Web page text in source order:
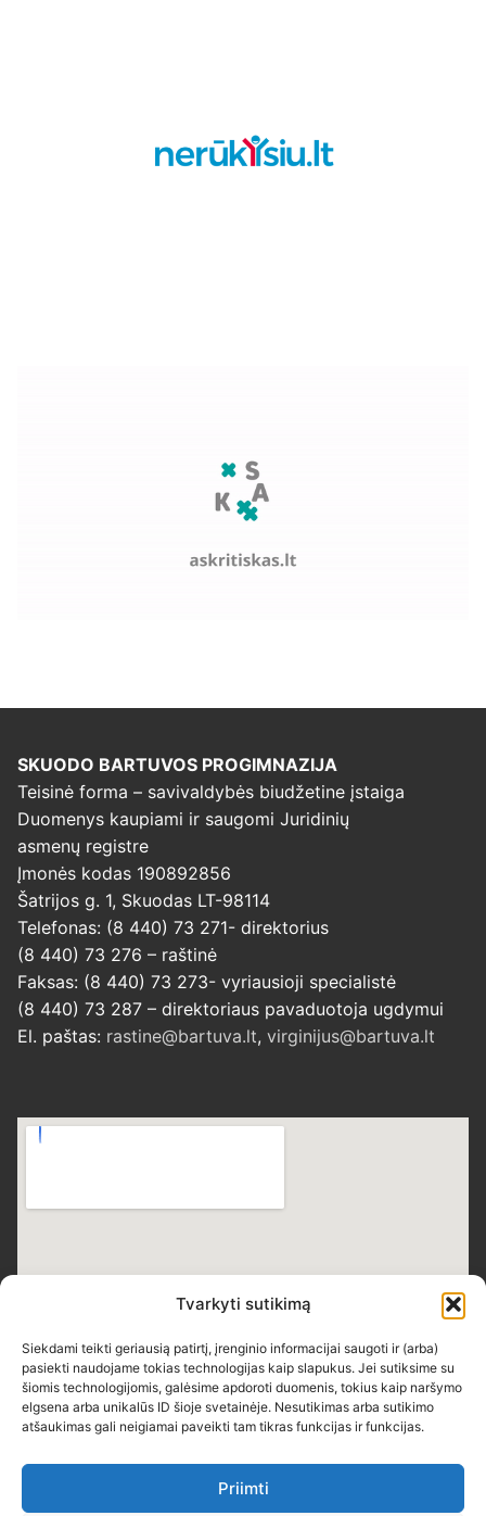
Tvarkyti sutikimą
Siekdami teikti geriausią patirtį, įrenginio informacijai saugoti ir (arba)
pasiekti naudojame tokias technologijas kaip slapukus. Jei sutiksime su
šiomis technologijomis, galėsime apdoroti duomenis, tokius kaip naršymo
elgsena arba unikalūs ID šioje svetainėje. Nesutikimas arba sutikimo
atšaukimas gali neigiamai paveikti tam tikras funkcijas ir funkcijas.
Priimti
SKUODO BARTUVOS PROGIMNAZIJA
Teisinė forma – savivaldybės biudžetine įstaiga
Duomenys kaupiami ir saugomi Juridinių
asmenų registre
Įmonės kodas 190892856
Šatrijos g. 1, Skuodas LT-98114
Telefonas: (8 440) 73 271- direktorius
(8 440) 73 276 – raštinė
Faksas: (8 440) 73 273- vyriausioji specialistė
(8 440) 73 287 – direktoriaus pavaduotoja ugdymui
El. paštas: rastine@bartuva.lt, virginijus@bartuva.lt